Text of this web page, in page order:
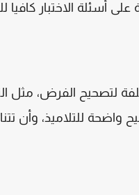
أسئلة الاختبار كافيا
لتصحيح الفرض، مثل
واضحة للتلاميذ، وأن